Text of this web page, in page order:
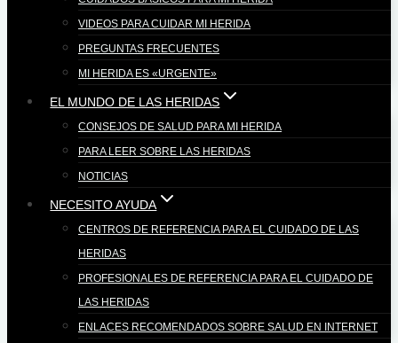
VIDEOS PARA CUIDAR MI HERIDA
PREGUNTAS FRECUENTES
MI HERIDA ES «URGENTE»
EL MUNDO DE LAS HERIDAS
CONSEJOS DE SALUD PARA MI HERIDA
PARA LEER SOBRE LAS HERIDAS
NOTICIAS
NECESITO AYUDA
CENTROS DE REFERENCIA PARA EL CUIDADO DE LAS
HERIDAS
PROFESIONALES DE REFERENCIA PARA EL CUIDADO DE
LAS HERIDAS
ENLACES RECOMENDADOS SOBRE SALUD EN INTERNET